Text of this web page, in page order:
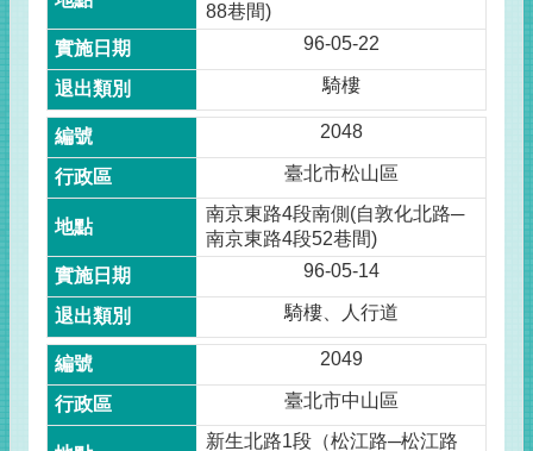
88巷間)
96-05-22
騎樓
2048
臺北市松山區
南京東路4段南側(自敦化北路─
南京東路4段52巷間)
96-05-14
騎樓、人行道
2049
臺北市中山區
新生北路1段（松江路─松江路